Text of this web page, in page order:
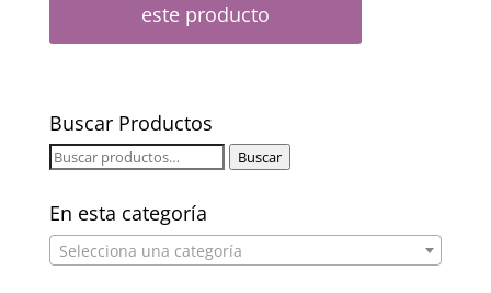
este producto
Buscar Productos
Buscar
Buscar
En esta categoría
Selecciona una categoría